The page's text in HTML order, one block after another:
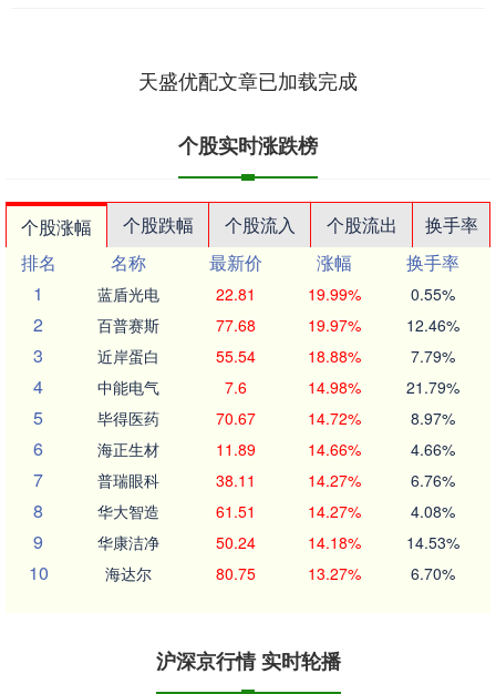
天盛优配文章已加载完成
个股实时涨跌榜
个股涨幅 个股跌幅 个股流入 个股流出
换手率
排名
名称 最新价 涨幅
换手率
1
蓝盾光电 22.81 19.99% 0.55%
2 百普赛斯 77.68 19.97% 12.46%
3 近岸蛋白 55.54 18.88% 7.79%
4 中能电气 7.6 14.98% 21.79%
5 毕得医药 70.67 14.72% 8.97%
6 海正生材 11.89 14.66% 4.66%
7 普瑞眼科 38.11 14.27% 6.76%
8 华大智造 61.51 14.27% 4.08%
9 华康洁净 50.24 14.18% 14.53%
10 海达尔 80.75 13.27% 6.70%
沪深京行情 实时轮播